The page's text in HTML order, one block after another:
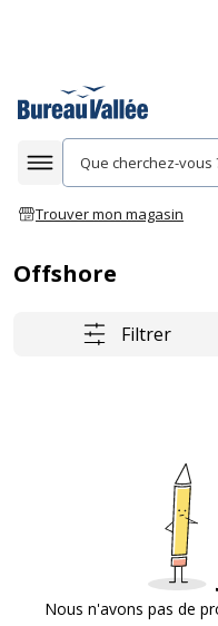
Afficher la navigation
Trouver mon magasin
Offshore
Filtrer
Nous n'avons pas de